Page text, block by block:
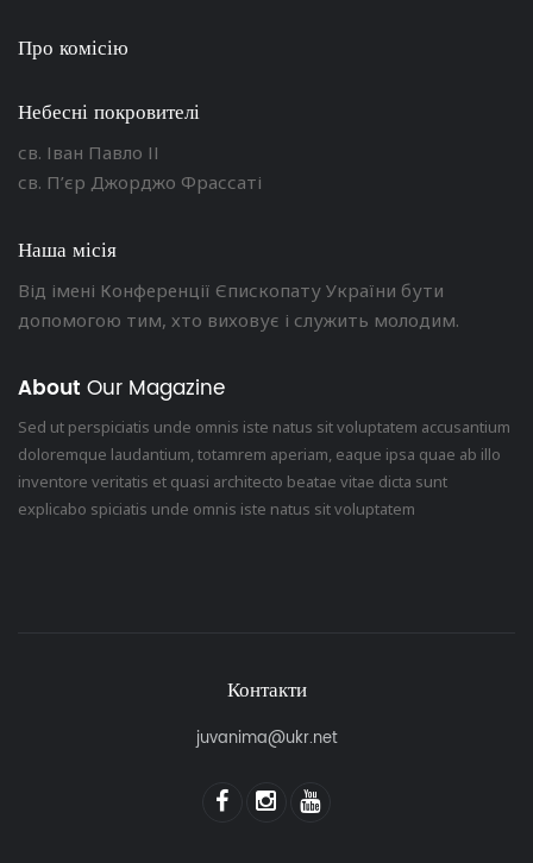
Про комісію
Небесні покровителі
св. Іван Павло ІІ
св. П’єр Джорджо Фрассаті
Наша місія
Від імені Конференції Єпископату України бути
допомогою тим, хто виховує і служить молодим.
About Our Magazine
Sed ut perspiciatis unde omnis iste natus sit voluptatem accusantium
doloremque laudantium, totamrem aperiam, eaque ipsa quae ab illo
inventore veritatis et quasi architecto beatae vitae dicta sunt
explicabo spiciatis unde omnis iste natus sit voluptatem
Контакти
juvanima@ukr.net